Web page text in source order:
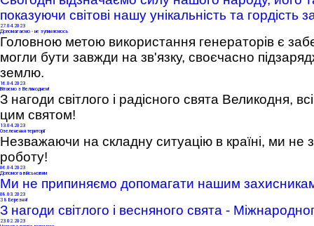
показуючи світові нашу унікальність та гордість
27.04.2023
Допомагаємо - не зупиняємось
Головною метою використання генераторів є
могли бути завжди на зв'язку, своєчасно
землю.
16.04.2023
Вітаємо з Великоднем!
З нагоди світлого і радісного свята Великодня,
цим святом!
13.04.2023
Озеленення території
Незважаючи на складну ситуацію в країні, ми
роботу!
06.04.2023
Допомога військовим
Ми не припиняємо допомагати нашим
08.03.2023
З 8 Березня!
З нагоди світлого і весняного свята -
23.02.2023